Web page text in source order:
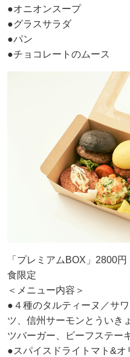
●オニオンスープ
●グラスサラダ
●パン
●チョコレートのムース
「プレミアムBOX」2800
食限定
＜メニュー内容＞
●４種のタルティーヌ／サ
ツ、信州サーモンとういき
ツバーガー、ビーフステー
●スパイスドライトマト&